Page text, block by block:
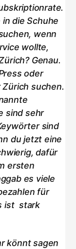
die Schuhe
wenn
wollte,
Genau.
oder
suchen.
sind sehr
sind
du jetzt eine
dafür
ersten
es viele
für
ist stark
könnt sagen